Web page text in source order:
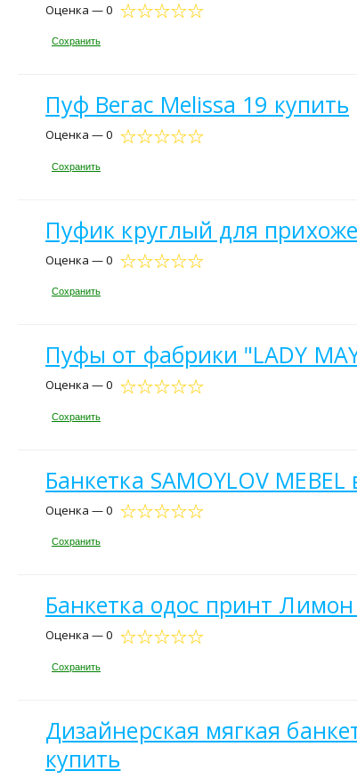
Оценка — 0
Сохранить
Пуф Вегас Melissa 19 купить
Оценка — 0
Сохранить
Пуфик круглый для
Оценка — 0
Сохранить
Пуфы от фабрики "LADY
Оценка — 0
Сохранить
Банкетка SAMOYLOV
Оценка — 0
Сохранить
Банкетка одос принт
Оценка — 0
Сохранить
Дизайнерская мягкая
купить